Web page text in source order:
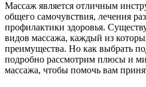
Массаж является отличным
общего самочувствия, лечения
профилактики здоровья.
видов массажа, каждый из
преимущества. Но как выбрать
подробно рассмотрим плюсы и
массажа, чтобы помочь вам